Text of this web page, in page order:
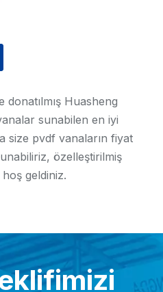
Huasheng
sunabilen en iyi
size pvdf vanaların fiyat
özelleştirilmiş
geldiniz.